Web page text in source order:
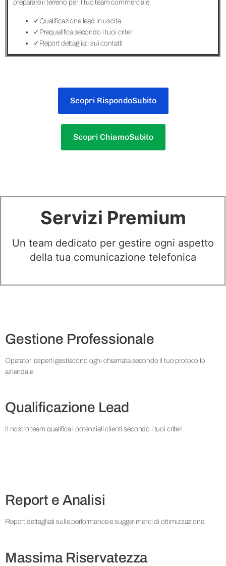
preparare il terreno per il tuo team commerciale.
✓Qualificazione lead in uscita
✓ Prequalifica secondo i tuoi criteri
✓ Report dettagliati sui contatti
Scopri RispondoSubito
Scopri ChiamoSubito
Servizi Premium
Un team dedicato per gestire ogni aspetto
della tua comunicazione telefonica
Gestione Professionale
Operatori esperti gestiscono ogni chiamata secondo il tuo protocollo
aziendale.
Qualificazione Lead
Il nostro team qualifica i potenziali clienti secondo i tuoi criteri.
Report e Analisi
Report dettagliati sulle performance e suggerimenti di ottimizzazione.
Massima Riservatezza